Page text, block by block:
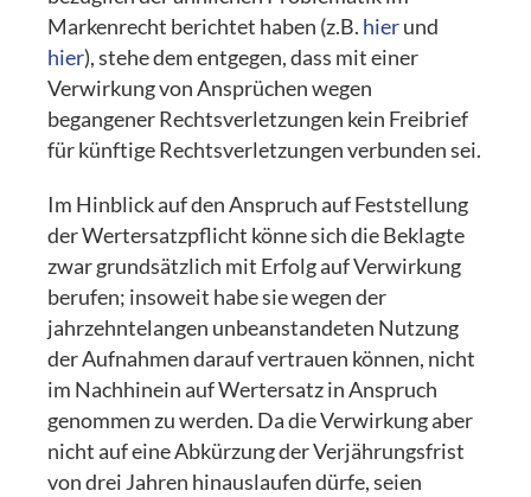
Markenrecht berichtet haben (z.B. hierund
hier), stehe dem entgegen, dass mit einer
Verwirkung von Ansprüchen wegen
begangener Rechtsverletzungen kein Freibrief
für künftige Rechtsverletzungen verbunden sei.
Im Hinblick auf den Anspruch auf Feststellung
der Wertersatzpflicht könne sich die Beklagte
zwar grundsätzlich mit Erfolg auf Verwirkung
berufen; insoweit habe sie wegen der
jahrzehntelangen unbeanstandeten Nutzung
der Aufnahmen darauf vertrauen können, nicht
im Nachhinein auf Wertersatz in Anspruch
genommen zu werden. Da die Verwirkung aber
nicht auf eine Abkürzung der Verjährungsfrist
von drei Jahren hinauslaufen dürfe, seien